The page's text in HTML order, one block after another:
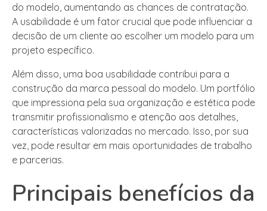
do modelo, aumentando as chances de contratação.
A usabilidade é um fator crucial que pode influenciar a
decisão de um cliente ao escolher um modelo para um
projeto específico.
Além disso, uma boa usabilidade contribui para a
construção da marca pessoal do modelo. Um portfólio
que impressiona pela sua organização e estética pode
transmitir profissionalismo e atenção aos detalhes,
características valorizadas no mercado. Isso, por sua
vez, pode resultar em mais oportunidades de trabalho
e parcerias.
Principais benefícios da